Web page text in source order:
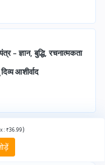
– ज्ञान, बुद्धि, रचनात्मकता
आशीर्वाद
:₹36.99)